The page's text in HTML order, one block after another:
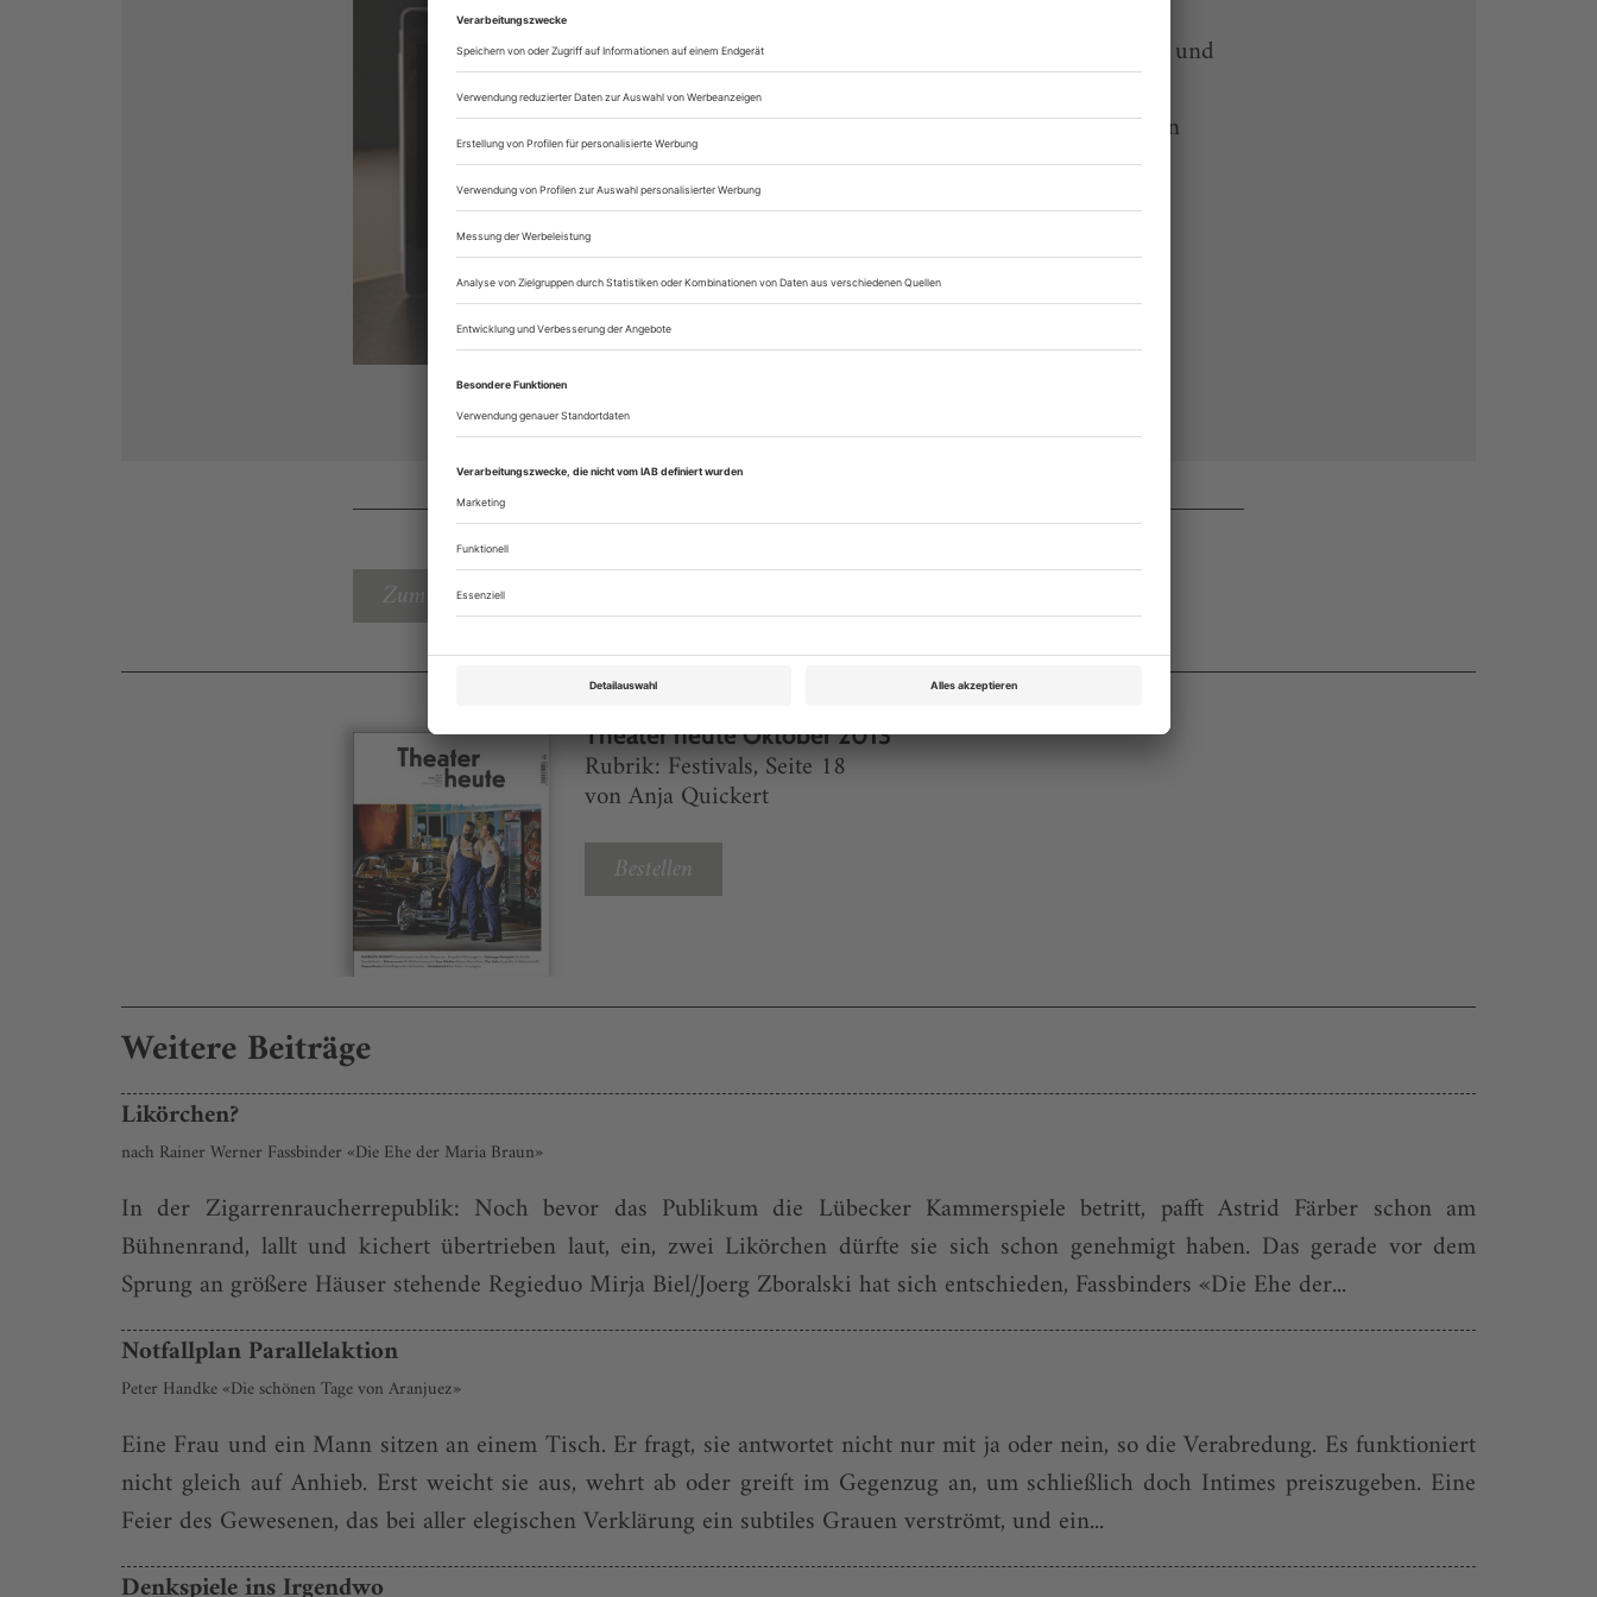
Zugang zur Theater-heute-App und
Lesegenuss auf allen Endgeräten
Zugang zum Onlinearchiv von
Theater heute
Sie können alle Vorteile des Abos
sofort nutzen
Zum Inhaltsverzeichnis
Theater heute Oktober 2013
Rubrik: Festivals, Seite 18
von Anja Quickert
Bestellen
Weitere Beiträge
Likörchen?
nach Rainer Werner Fassbinder «Die Ehe der Maria Braun»
In der Zigarrenraucherrepublik: Noch bevor das Publikum die Lübecker Kammerspiele betritt, pafft Astrid Färber schon am
Bühnenrand, lallt und kichert übertrieben laut, ein, zwei Likörchen dürfte sie sich schon genehmigt haben. Das gerade vor dem
Sprung an größere Häuser stehende Regieduo Mirja Biel/Joerg Zboralski hat sich entschieden, Fassbinders «Die Ehe der...
Notfallplan Parallelaktion
Peter Handke «Die schönen Tage von Aranjuez»
Eine Frau und ein Mann sitzen an einem Tisch. Er fragt, sie antwortet nicht nur mit ja oder nein, so die Verabredung. Es funktioniert
nicht gleich auf Anhieb. Erst weicht sie aus, wehrt ab oder greift im Gegenzug an, um schließlich doch Intimes preiszugeben. Eine
Feier des Gewesenen, das bei aller elegischen Verklärung ein subtiles Grauen verströmt, und ein...
Denkspiele ins Irgendwo